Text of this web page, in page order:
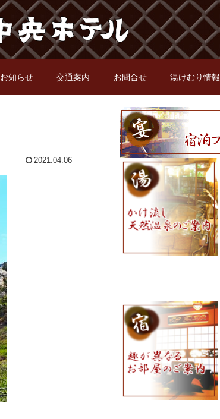
お知らせ 交通案内 お問合せ 湯けむり情報
2021.04.06